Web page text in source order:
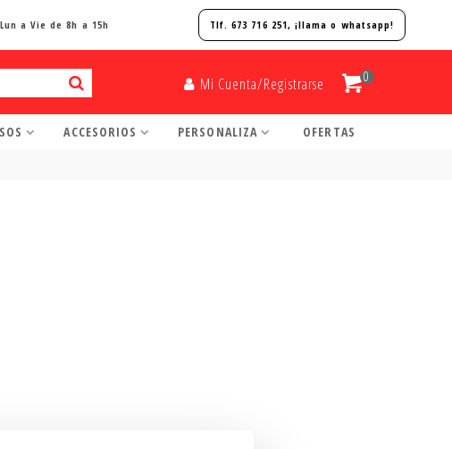
Lun a Vie de 8h a 15h Tlf. 673 716 251, ¡llama o whatsapp!
Mi Cuenta/Registrarse 0
ACCESORIOS PERSONALIZA
OFERTAS